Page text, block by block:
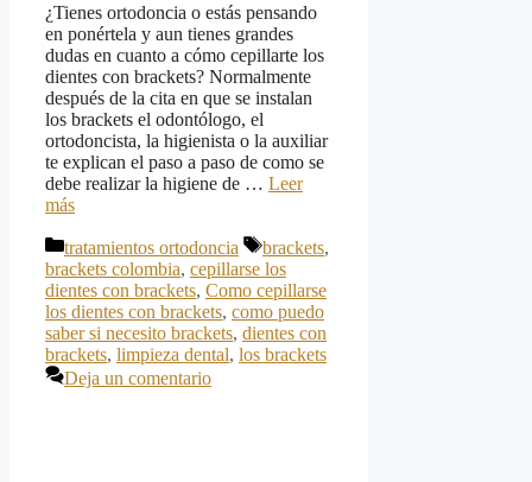
¿Tienes ortodoncia o estás pensando
en ponértela y aun tienes grandes
dudas en cuanto a cómo cepillarte los
dientes con brackets? Normalmente
después de la cita en que se instalan
los brackets el odontólogo, el
ortodoncista, la higienista o la auxiliar
te explican el paso a paso de como se
debe realizar la higiene de … Leer
más
Categorías
tratamientos ortodoncia Etiquetas
brackets,
brackets colombia, cepillarse los
dientes con brackets, Como cepillarse
los dientes con brackets, como puedo
saber si necesito brackets, dientes con
brackets, limpieza dental, los brackets
Deja un comentario